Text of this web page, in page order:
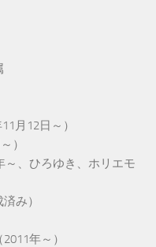
月12日～）
）
～、ひろゆき、ホリエモ
み）
年～）